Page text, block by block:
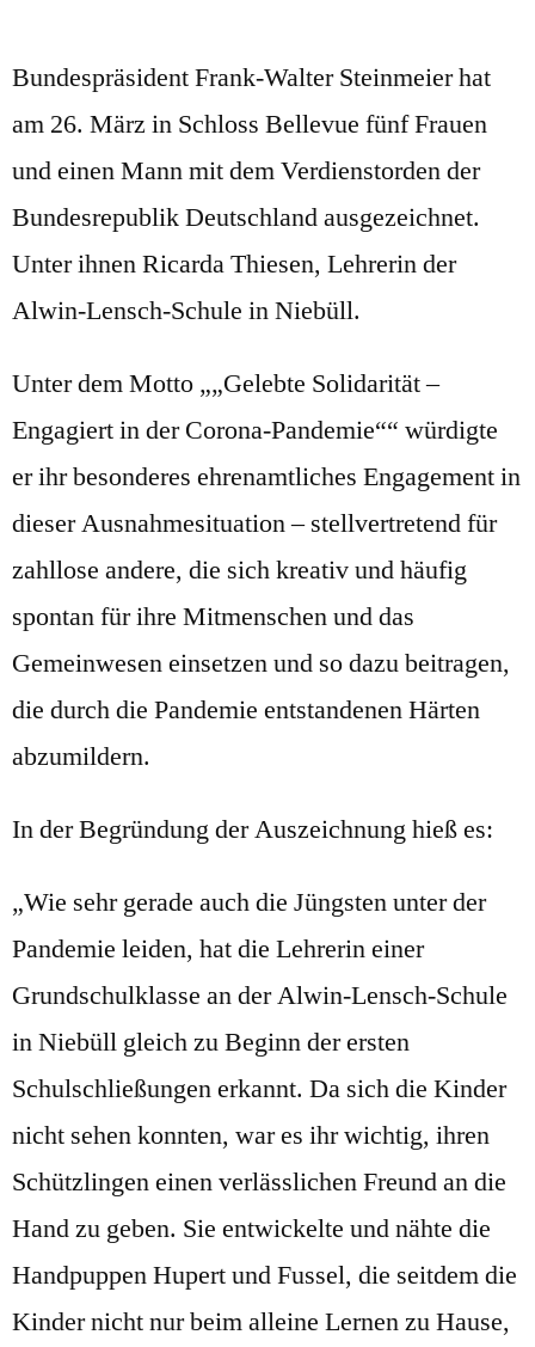
Bundespräsident Frank-Walter Steinmeier hat
am 26. März in Schloss Bellevue fünf Frauen
und einen Mann mit dem Verdienstorden der
Bundesrepublik Deutschland ausgezeichnet.
Unter ihnen Ricarda Thiesen, Lehrerin der
Alwin-Lensch-Schule in Niebüll.
Unter dem Motto „Gelebte Solidarität –
Engagiert in der Corona-Pandemie“ würdigte
er ihr besonderes ehrenamtliches Engagement in
dieser Ausnahmesituation – stellvertretend für
zahllose andere, die sich kreativ und häufig
spontan für ihre Mitmenschen und das
Gemeinwesen einsetzen und so dazu beitragen,
die durch die Pandemie entstandenen Härten
abzumildern.
In der Begründung der Auszeichnung hieß es:
„Wie sehr gerade auch die Jüngsten unter der
Pandemie leiden, hat die Lehrerin einer
Grundschulklasse an der Alwin-Lensch-Schule
in Niebüll gleich zu Beginn der ersten
Schulschließungen erkannt. Da sich die Kinder
nicht sehen konnten, war es ihr wichtig, ihren
Schützlingen einen verlässlichen Freund an die
Hand zu geben. Sie entwickelte und nähte die
Handpuppen Hupert und Fussel, die seitdem die
Kinder nicht nur beim alleine Lernen zu Hause,